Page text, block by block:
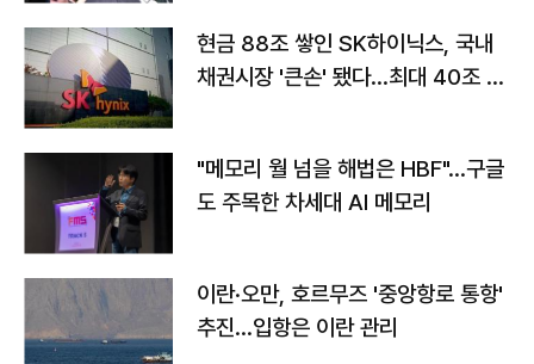
현금 88조 쌓인 SK하이닉스, 국내
채권시장 '큰손' 됐다…최대 40조 투
"메모리 월 넘을 해법은 HBF"…구글
도 주목한 차세대 AI 메모리
이란·오만, 호르무즈 '중앙항로 통항'
추진…입항은 이란 관리